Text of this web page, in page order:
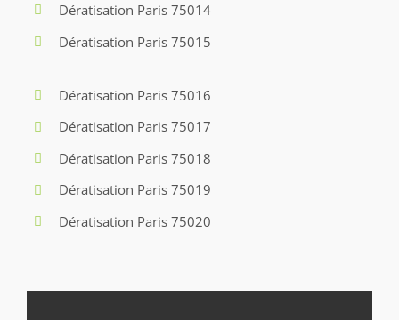
Dératisation Paris 75014
Dératisation Paris 75015
Dératisation Paris 75016
Dératisation Paris 75017
Dératisation Paris 75018
Dératisation Paris 75019
Dératisation Paris 75020